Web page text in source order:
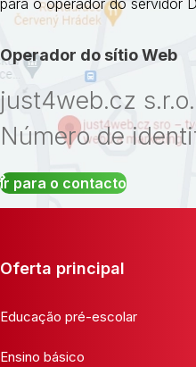
para o operador do servidor
Operador do sítio Web
just4web.cz s.r.o.
Número de
Ir para o contacto
Oferta principal
Educação pré-escolar
Ensino básico